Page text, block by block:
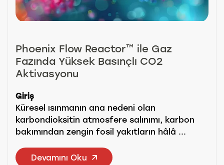
Phoenix Flow Reactor™ ile Gaz
Fazında Yüksek Basınçlı CO2
Aktivasyonu
Giriş
Küresel ısınmanın ana nedeni olan
karbondioksitin atmosfere salınımı, karbon
bakımından zengin fosil yakıtların hâlâ ...
Devamını Oku